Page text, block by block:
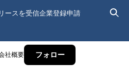
ースを受信企業登録申請
社概要 フォロー